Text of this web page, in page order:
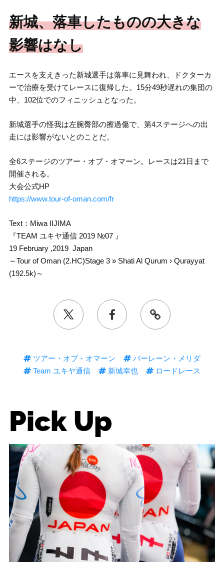
新城、落車したものの大きな
影響はなし
エースを支えきった新城選手は落車に見舞われ、ドクターカ
ーで治療を受けてレースに復帰した。15分49秒遅れの集団の
中、102位でのフィニッシュとなった。
新城選手の怪我は左腕臀部の擦過傷で、第4ステージへの出
走には影響がないとのことだ。
全6ステージのツアー・オブ・オマーン。レースは21日まで
開催される。
大会公式HP
https://www.tour-of-oman.com/fr
Text：Miwa IIJIMA
『TEAM ユキヤ通信 2019 №07 』
19 February ,2019 Japan
～Tour of Oman (2.HC)Stage 3 » Shati Al Qurum › Qurayyat
(192.5k)～
ツアー・オブ・オマーン
バーレーン・メリダ
Team ユキヤ通信
新城幸也 ロードレース
Pick Up